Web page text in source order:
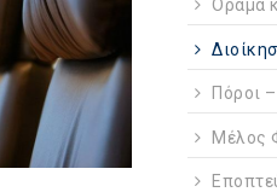
Όραμα
Πόροι
Μέλος